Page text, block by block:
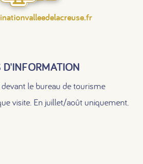
le bureau de tourisme
visite. En juillet/août uniquement.